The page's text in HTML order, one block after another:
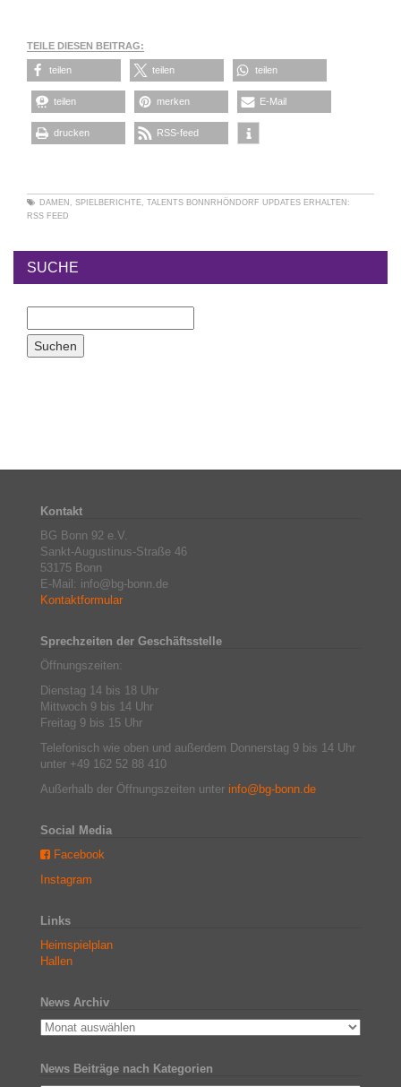
TEILE DIESEN BEITRAG:
teilen teilen teilen
teilen merken E-Mail
drucken RSS-feed
DAMEN , SPIELBERICHTE, TALENTS BONNRHÖNDORF UPDATES ERHALTEN:
RSS FEED
SUCHE
Kontakt
BG Bonn 92 e.V.
Sankt-Augustinus-Straße 46
53175 Bonn
E-Mail: info@bg-bonn.de
Kontaktformular
Sprechzeiten der Geschäftsstelle
Öffnungszeiten:
Dienstag 14 bis 18 Uhr
Mittwoch 9 bis 14 Uhr
Freitag 9 bis 15 Uhr
Telefonisch wie oben und außerdem Donnerstag 9 bis 14 Uhr
unter +49 162 52 88 410
Außerhalb der Öffnungszeiten unter info@bg-bonn.de
Social Media
Facebook
Instagram
Links
Heimspielplan
Hallen
News Archiv
News Beiträge nach Kategorien